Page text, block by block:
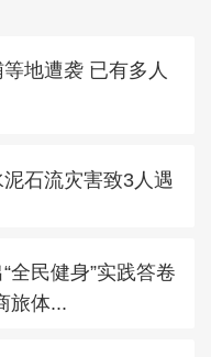
地遭袭 已有多人
石流灾害致3人遇
全民健身”实践答卷
旅体...